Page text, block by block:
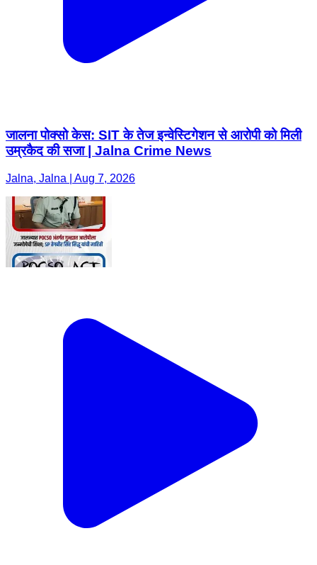
जालना पोक्सो केस: SIT के तेज इन्वेस्टिगेशन से आरोपी को मिली
उम्रकैद की सजा | Jalna Crime News
Jalna, Jalna | Aug 7, 2026